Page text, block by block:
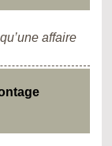
affaire